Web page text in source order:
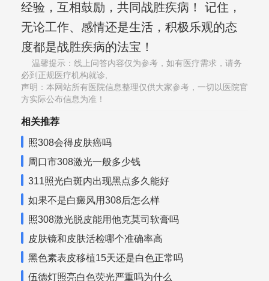
经验，互相鼓励，共同战胜疾病！ 记住，
无论工作、感情还是生活，积极乐观的态
度都是战胜疾病的法宝！
温馨提示：线上问答内容仅为参考，如有医疗需求，请务
必到正规医疗机构就诊,
声明：本网站所有医院信息整理仅供大家参考，一切以医院官
方实际公布信息为准！
相关推荐
照308会得皮肤癌吗
周口市308激光一般多少钱
311照光白斑内出现黑点多久能好
如果不是白癜风用308后怎么样
照308激光脱皮能用他克莫司软膏吗
皮肤镜和皮肤活检哪个准确率高
黑色素表皮移植15天还是白色正常吗
伍德灯照亮白色荧光严重吗为什么